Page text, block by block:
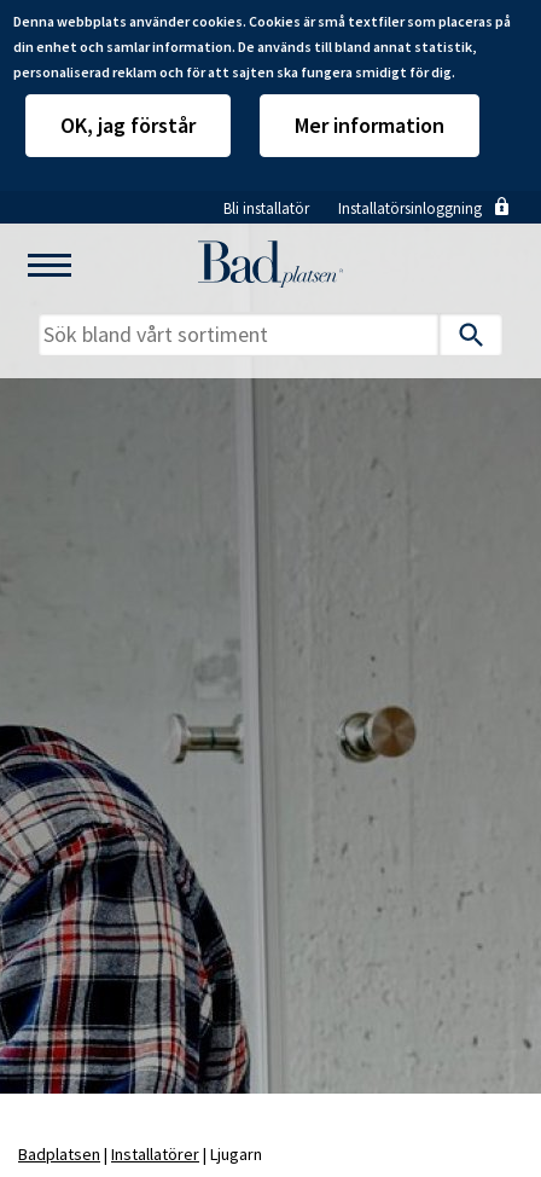
Denna webbplats använder cookies. Cookies är små textfiler som placeras på
din enhet och samlar information. De används till bland annat statistik,
personaliserad reklam och för att sajten ska fungera smidigt för dig.
OK, jag förstår Mer information
till
huvudinnehåll
Bli installatör Installatörsinloggning
Våra varumärken
Badplatsen Installatörer Ljugarn